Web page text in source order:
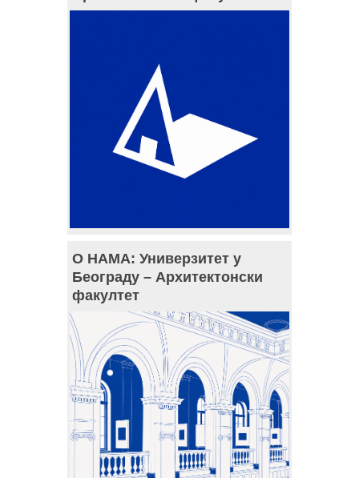
О НАМА: Универзитет у
Београду – Архитектонски
факултет